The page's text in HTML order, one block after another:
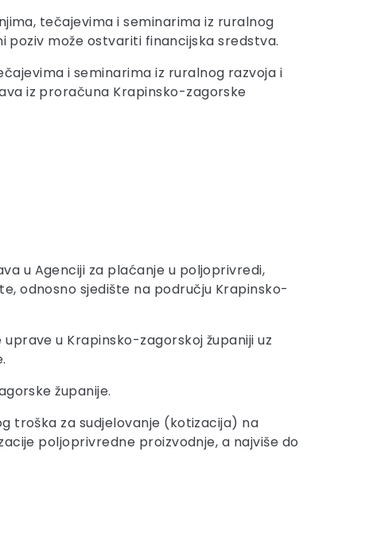
tečajevima i seminarima iz ruralnog
poziv može ostvariti financijska sredstva.
i seminarima iz ruralnog razvoja i
iz proračuna Krapinsko-zagorske
u Agenciji za plaćanje u poljoprivredi,
odnosno sjedište na području Krapinsko-
u Krapinsko-zagorskoj županiji uz
županije.
troška za sudjelovanje (kotizacija) na
poljoprivredne proizvodnje, a najviše do